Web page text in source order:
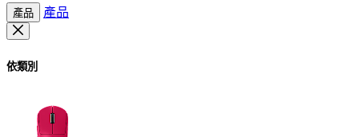
產品 產品
依類別